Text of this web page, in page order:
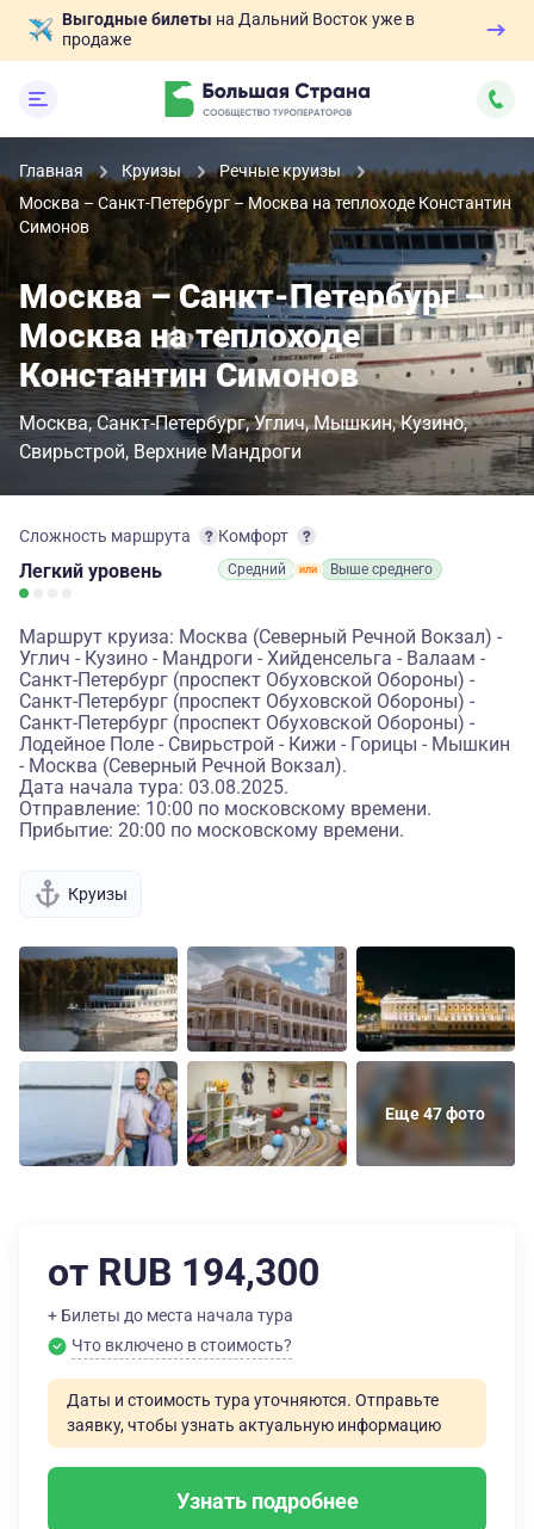
Выгодные билеты на Дальний Восток уже в
продаже
Главная Круизы
Речные круизы
Москва – Санкт-Петербург – Москва на теплоходе Константин
Симонов
Москва – Санкт-Петербург –
Москва на теплоходе
Константин Симонов
Москва Санкт-Петербург Углич Мышкин Кузино
Свирьстрой Верхние Мандроги
Сложность маршрута
Легкий уровень
Комфорт
Средний Выше среднего
Маршрут круиза: Москва (Северный Речной Вокзал) -
Углич - Кузино - Мандроги - Хийденсельга - Валаам -
Санкт-Петербург (проспект Обуховской Обороны) -
Санкт-Петербург (проспект Обуховской Обороны) -
Санкт-Петербург (проспект Обуховской Обороны) -
Лодейное Поле - Свирьстрой - Кижи - Горицы - Мышкин
- Москва (Северный Речной Вокзал).
Дата начала тура: 03.08.2025.
Отправление: 10:00 по московскому времени.
Прибытие: 20:00 по московскому времени.
Круизы
Еще 47 фото
от RUB 194,300
+ Билеты до места начала тура
Что включено в стоимость?
Даты и стоимость тура уточняются. Отправьте
заявку, чтобы узнать актуальную информацию
Узнать подробнее